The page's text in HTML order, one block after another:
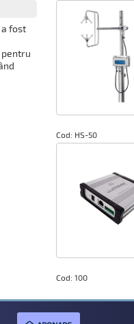
fost
Cod: HS-50
Cod: 100